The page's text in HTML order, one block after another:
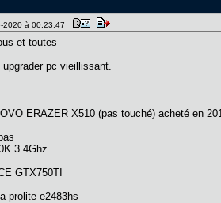
2020 à 00:23:47
et toutes
pc vieillissant.
ERAZER X510 (pas touché) acheté en
3.4Ghz
GTX750TI
prolite e2483hs